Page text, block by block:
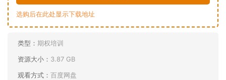
选购后在此处显示下载地址
类型： 期权培训
资源大小： 3.87 GB
观看方式： 百度网盘